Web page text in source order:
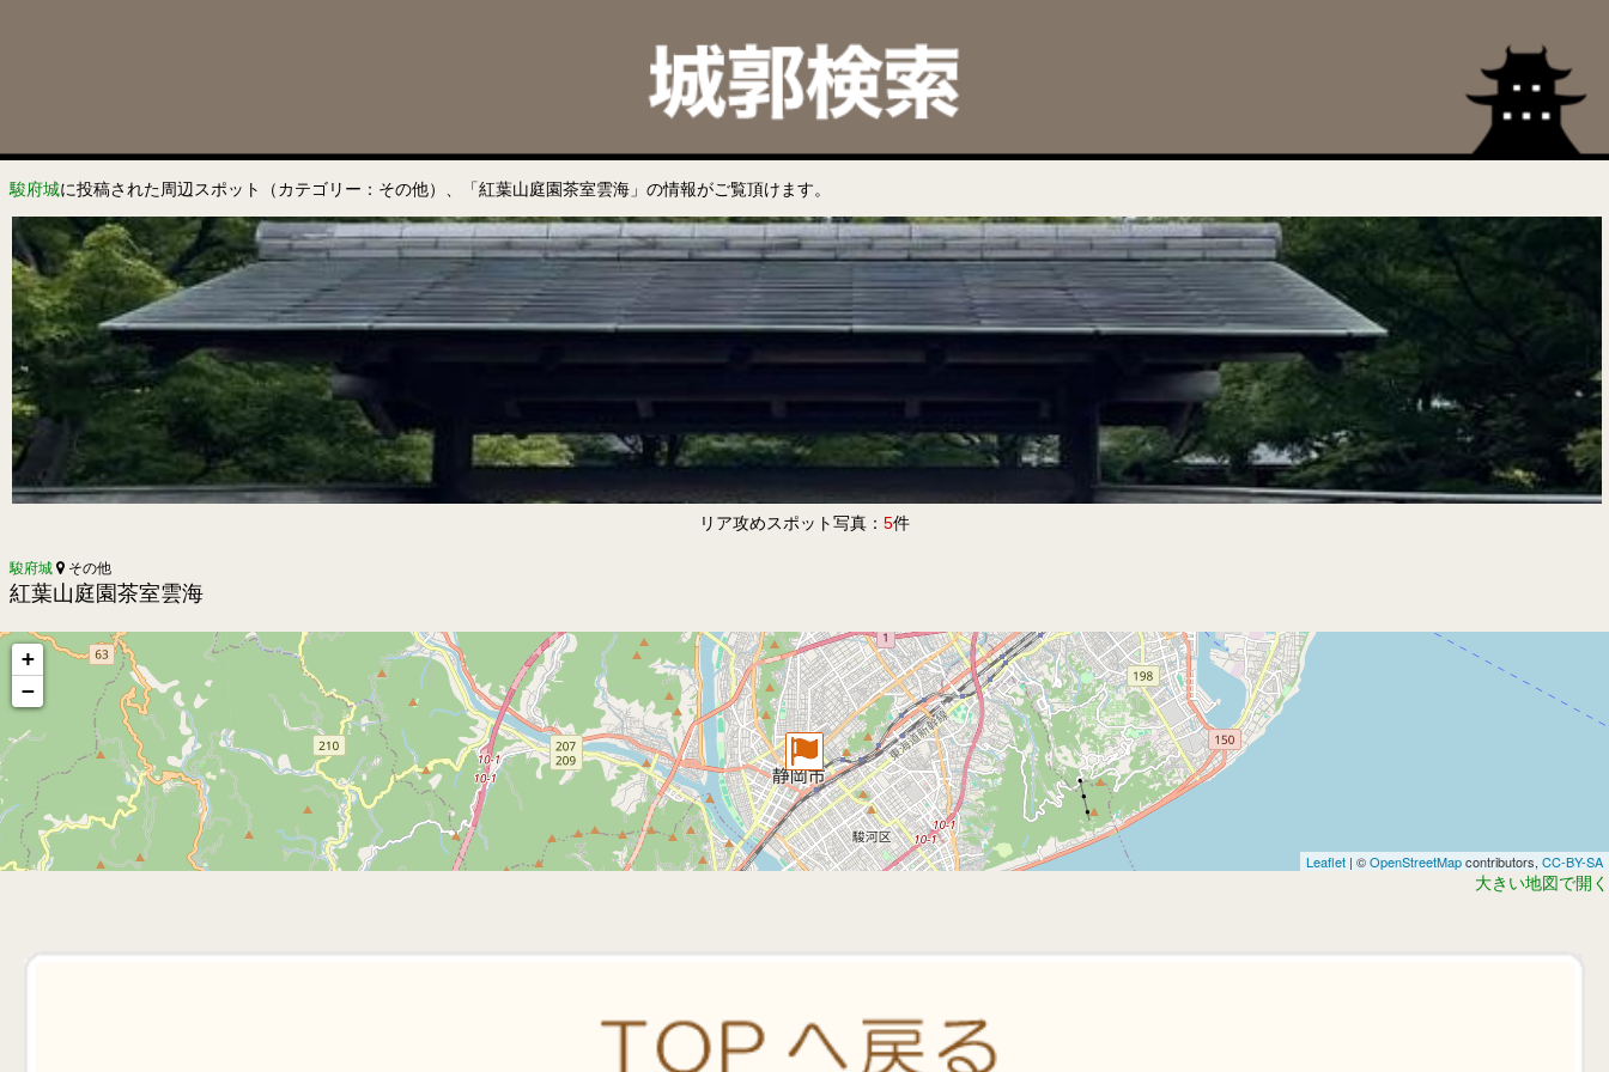
駿府城に投稿された周辺スポット（カテゴリー：その他）、「紅葉山庭園茶室雲海」の情報がご覧頂けます。
リア攻めスポット写真： 5件
駿府城 その他
紅葉山庭園茶室雲海
+
−
Leaflet | ©OpenStreetMapcontributors, CC-BY-SA
大きい地図で開く